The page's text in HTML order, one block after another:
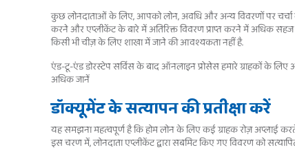
कुछ लोनदाताओं के लिए, आपको लोन, अवधि और अन्य विवरणों पर चर्चा
करने और एप्लीकेंट के बारे में अतिरिक्त विवरण प्राप्त करने में अधिक
किसी भी चीज़ के लिए शाखा में जाने की आवश्यकता नहीं है.
एंड-टू-एंड डोरस्टेप सर्विस के बाद ऑनलाइन प्रोसेस हमारे ग्राहकों के
अधिक जानें
डॉक्यूमेंट के सत्यापन की प्रतीक्षा करें
यह समझना महत्वपूर्ण है कि होम लोन के लिए कई ग्राहक रोज़ अप्लाई
इस चरण में, लोनदाता एप्लीकेंट द्वारा सबमिट किए गए विवरण को